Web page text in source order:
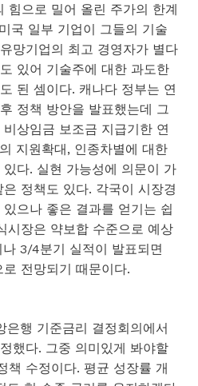
힘으로 밀어 올린 주가의 한계
국 일부 기업이 그들의 기술
망기업의 최고 경영자가 별다
있어 기술주에 대한 과도한
된 셈이다. 캐나다 정부는 연
정책 방안을 발표했는데 그
상임금 보조금 지급기한 연
지원확대, 인종차별에 대한
다. 실현 가능성에 의문이 가
정책도 있다. 각국이 시장경
으나 좋은 결과를 얻기는 쉽
시장은 약보합 수준으로 예상
3/4분기 실적이 발표되면
전망되기 때문이다.
은행 기준금리 결정회의에서
했다. 그중 의미있게 봐야할
책 수정이다. 평균 성장률 개